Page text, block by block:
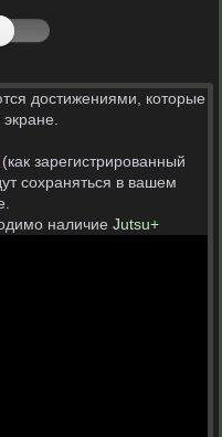
достижениями, которые
(как зарегистрированный
сохраняться в вашем
наличие Jutsu+